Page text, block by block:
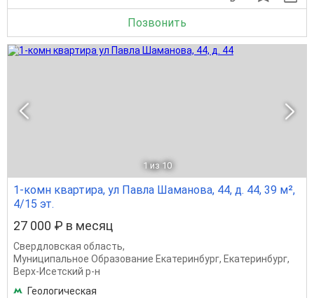
Позвонить
1 из 10
1-комн квартира, ул Павла Шаманова, 44, д. 44, 39 м²,
4/15 эт.
27 000 ₽ в месяц
Свердловская область,
Муниципальное Образование Екатеринбург, Екатеринбург,
Верх-Исетский р-н
Геологическая